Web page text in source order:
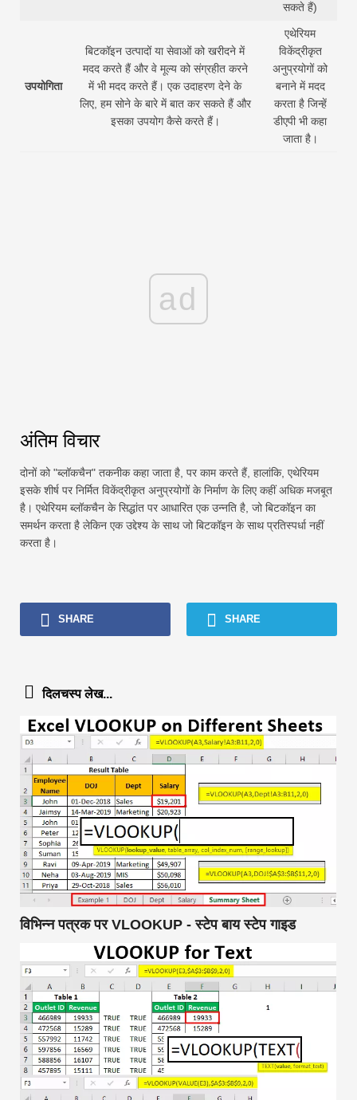
सकते हैं)
उपयोगिता
बिटकॉइन उत्पादों या सेवाओं को खरीदने में
मदद करते हैं और वे मूल्य को संग्रहीत करने
में भी मदद करते हैं। एक उदाहरण देने के
लिए, हम सोने के बारे में बात कर सकते हैं और
इसका उपयोग कैसे करते हैं।
एथेरियम
विकेंद्रीकृत
अनुप्रयोगों को
बनाने में मदद
करता है जिन्हें
डीएपी भी कहा
जाता है।
ad
अंतिम विचार
दोनों को "ब्लॉकचैन" तकनीक कहा जाता है, पर काम करते हैं, हालांकि, एथेरियम
इसके शीर्ष पर निर्मित विकेंद्रीकृत अनुप्रयोगों के निर्माण के लिए कहीं अधिक मजबूत
है। एथेरियम ब्लॉकचैन के सिद्धांत पर आधारित एक उन्नति है, जो बिटकॉइन का
समर्थन करता है लेकिन एक उद्देश्य के साथ जो बिटकॉइन के साथ प्रतिस्पर्धा नहीं
करता है।
SHARE SHARE
दिलचस्प लेख...
विभिन्न पत्रक पर VLOOKUP - स्टेप बाय स्टेप गाइड